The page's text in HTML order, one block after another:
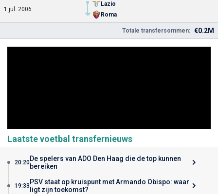
1 jul. 2006
Lazio
Roma
Totale transfersommen: €0.2M
Laatste voetbal transfernieuws
20:20De spelers van ADO Den Haag die de top kunnen
bereiken
19:33 PSV staat op kruispunt met Armando Obispo: waar
ligt zijn toekomst?